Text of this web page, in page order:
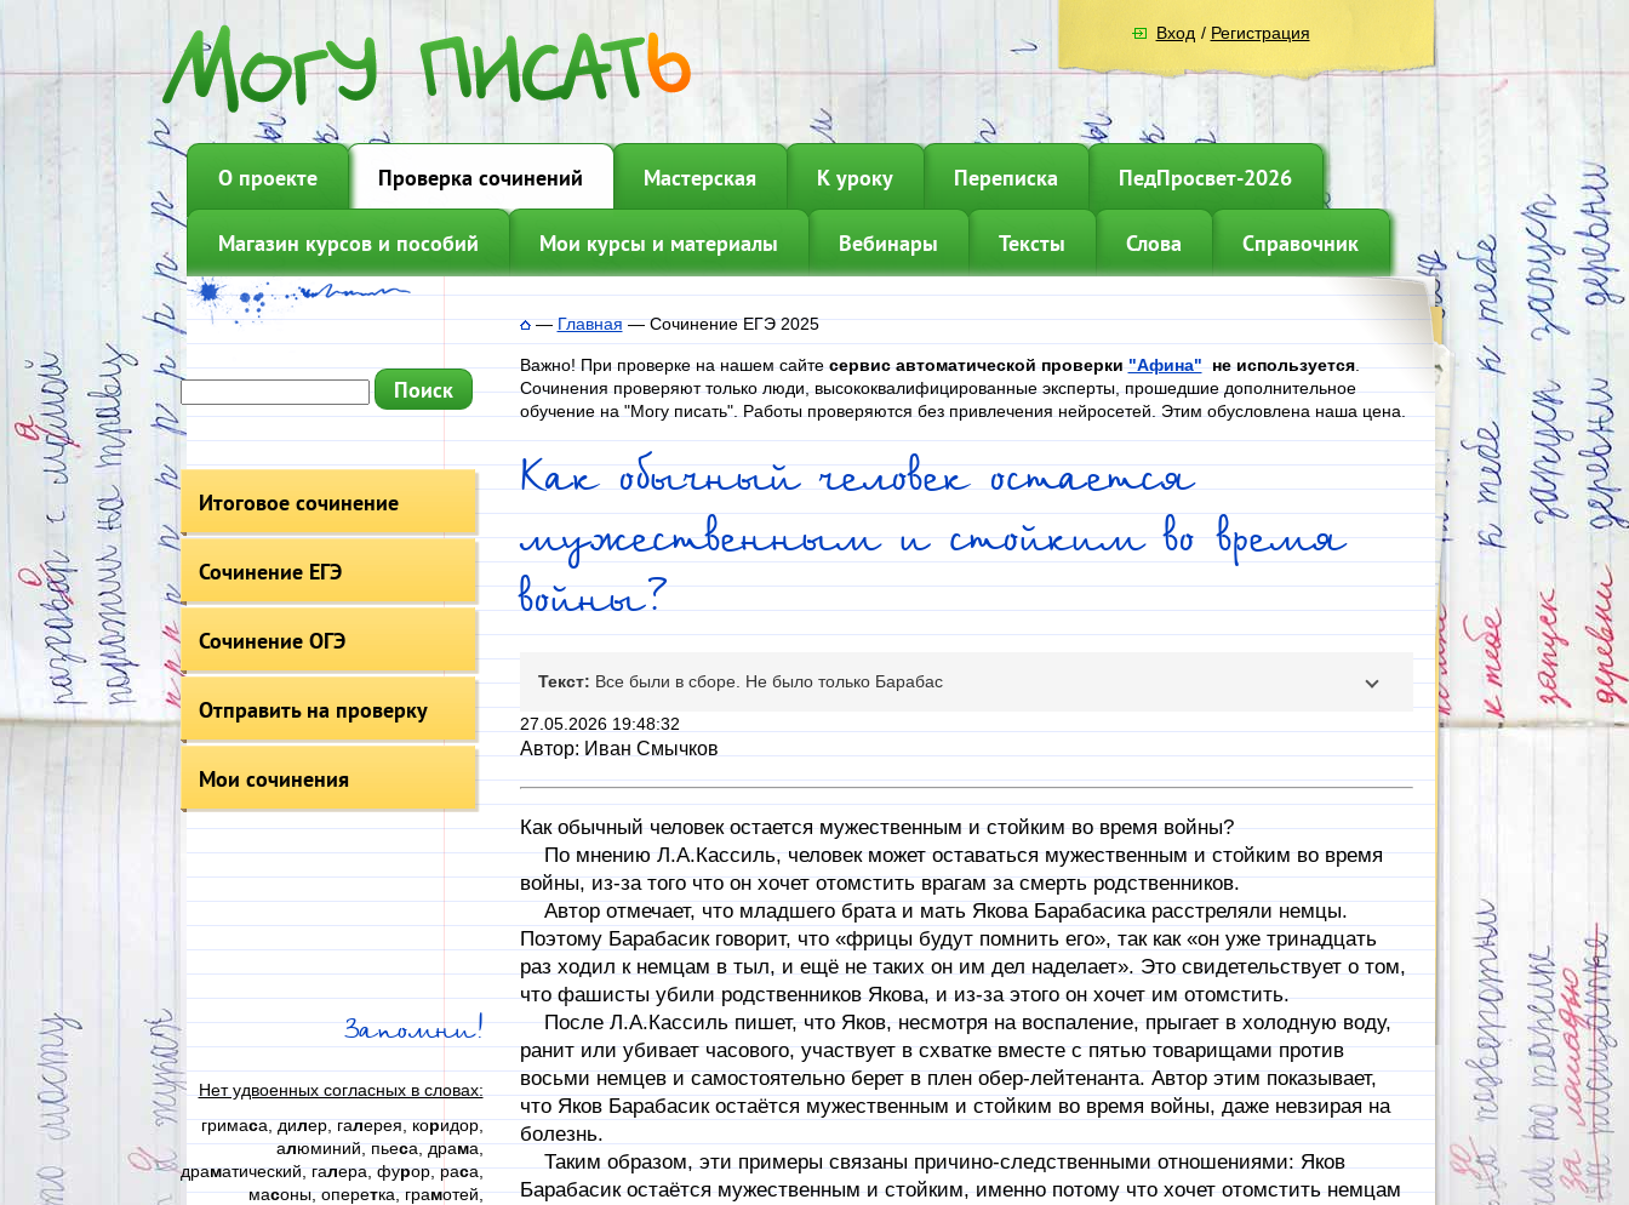
Вход / Регистрация
О проекте Проверка сочинений Мастерская К уроку Переписка ПедПросвет-2026
Магазин курсов и пособий Мои курсы и материалы Вебинары Тексты Слова Справочник
Итоговое сочинение
Сочинение ЕГЭ
Сочинение ОГЭ
Отправить на проверку
Мои сочинения
Запомни!
Нет удвоенных согласных в словах:
гримаса, дилер, галерея, коридор,
алюминий, пьеса, драма,
драматический, галера, фурор, раса,
масоны, оперетка, грамотей,
—Главная—Сочинение ЕГЭ 2025
Важно! При проверке на нашем сайтесервис автоматической проверки"Афина" не используется.
Сочинения проверяют только люди, высококвалифицированные эксперты, прошедшие дополнительное
обучение на "Могу писать". Работы проверяются без привлечения нейросетей. Этим обусловлена наша цена.
Как обычный человек остается
мужественным и стойким во время
войны?
Текст: Все были в сборе. Не было только Барабас
27.05.2026 19:48:32
Автор: Иван Смычков
Как обычный человек остается мужественным и стойким во время войны?
По мнению Л.А.Кассиль, человек может оставаться мужественным и стойким во время
войны, из-за того что он хочет отомстить врагам за смерть родственников.
Автор отмечает, что младшего брата и мать Якова Барабасика расстреляли немцы.
Поэтому Барабасик говорит, что «фрицы будут помнить его», так как «он уже тринадцать
раз ходил к немцам в тыл, и ещё не таких он им дел наделает». Это свидетельствует о том,
что фашисты убили родственников Якова, и из-за этого он хочет им отомстить.
После Л.А.Кассиль пишет, что Яков, несмотря на воспаление, прыгает в холодную воду,
ранит или убивает часового, участвует в схватке вместе с пятью товарищами против
восьми немцев и самостоятельно берет в плен обер-лейтенанта. Автор этим показывает,
что Яков Барабасик остаётся мужественным и стойким во время войны, даже невзирая на
болезнь.
Таким образом, эти примеры связаны причино-следственными отношениями: Яков
Барабасик остаётся мужественным и стойким, именно потому что хочет отомстить немцам